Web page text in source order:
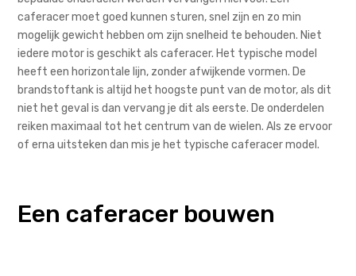
caferacer moet goed kunnen sturen, snel zijn en zo min
mogelijk gewicht hebben om zijn snelheid te behouden. Niet
iedere motor is geschikt als caferacer. Het typische model
heeft een horizontale lijn, zonder afwijkende vormen. De
brandstoftank is altijd het hoogste punt van de motor, als dit
niet het geval is dan vervang je dit als eerste. De onderdelen
reiken maximaal tot het centrum van de wielen. Als ze ervoor
of erna uitsteken dan mis je het typische caferacer model.
Een caferacer bouwen